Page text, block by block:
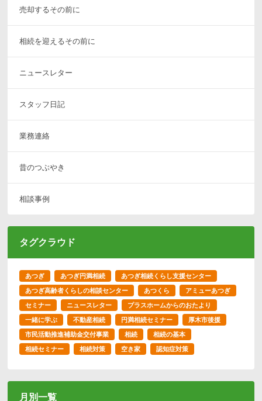
売却するその前に
相続を迎えるその前に
ニュースレター
スタッフ日記
業務連絡
昔のつぶやき
相談事例
タグクラウド
あつぎ あつぎ円満相続 あつぎ相続くらし支援センター
あつぎ高齢者くらしの相談センター あつくら アミューあつぎ
セミナー ニュースレター プラスホームからのおたより
一緒に学ぶ 不動産相続 円満相続セミナー 厚木市後援
市民活動推進補助金交付事業 相続 相続の基本
相続セミナー 相続対策 空き家 認知症対策
月別一覧